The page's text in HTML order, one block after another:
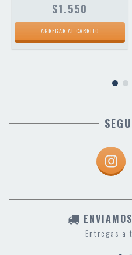
$1.550
AGREGAR AL CARRITO
Entregas a